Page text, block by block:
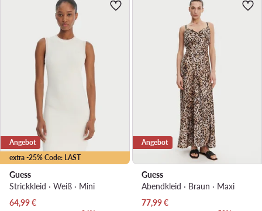
extra -25% Code: LAST
Angebot
Guess
Strickkleid · Weiß · Mini
Aktueller Preis
64,99€
Angebot
Guess
Abendkleid · Braun · Maxi
Aktueller Preis
77,99€